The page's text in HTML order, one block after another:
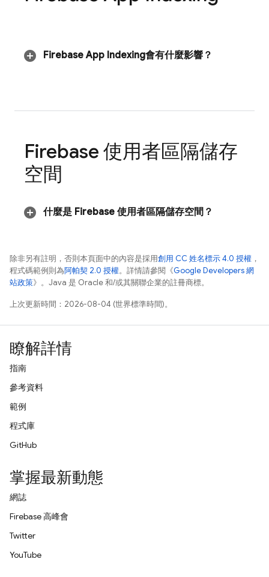
Firebase App Indexing會有什麼影響？
Firebase 使用者區隔儲存
空間
什麼是 Firebase 使用者區隔儲存空間？
除非另有註明，否則本頁面中的內容是採用創用 CC 姓名標示 4.0 授權 ，
程式碼範例則為阿帕契 2.0 授權。詳情請參閱《Google Developers 網
站政策》。Java 是 Oracle 和/或其關聯企業的註冊商標。
上次更新時間：2026-08-04 (世界標準時間)。
瞭解詳情
指南
參考資料
範例
程式庫
GitHub
掌握最新動態
網誌
Firebase 高峰會
Twitter
YouTube